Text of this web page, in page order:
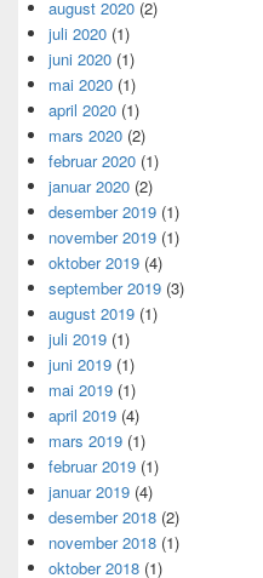
august 2020 (2)
juli 2020 (1)
juni 2020 (1)
mai 2020 (1)
april 2020 (1)
mars 2020 (2)
februar 2020 (1)
januar 2020 (2)
desember 2019 (1)
november 2019 (1)
oktober 2019 (4)
september 2019 (3)
august 2019 (1)
juli 2019 (1)
juni 2019 (1)
mai 2019 (1)
april 2019 (4)
mars 2019 (1)
februar 2019 (1)
januar 2019 (4)
desember 2018 (2)
november 2018 (1)
oktober 2018 (1)